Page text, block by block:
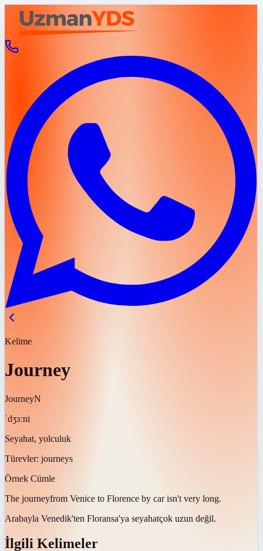
Kelime
Journey
JourneyN
ˈdʒɜːni
Seyahat, yolculuk
Türevler: journeys
Örnek Cümle
The journeyfrom Venice to Florence by car isn't very long.
Arabayla Venedik'ten Floransa'ya seyahatçok uzun değil.
İlgili Kelimeler